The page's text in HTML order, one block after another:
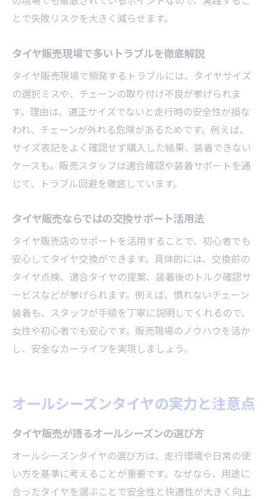
とで失敗リスクを大きく減らせます。
タイヤ販売現場で多いトラブルを徹底解説
タイヤ販売現場で頻発するトラブルには、タイヤサイズ
の選択ミスや、チェーンの取り付け不良が挙げられま
す。理由は、適正サイズでないと走行時の安全性が損な
われ、チェーンが外れる危険があるためです。例えば、
サイズ表記をよく確認せず購入した結果、装着できない
ケースも。販売スタッフは適合確認や装着サポートを通
じて、トラブル回避を徹底しています。
タイヤ販売ならではの交換サポート活用法
タイヤ販売店のサポートを活用することで、初心者でも
安心してタイヤ交換ができます。具体的には、交換前の
タイヤ点検、適合タイヤの提案、装着後のトルク確認サ
ービスなどが挙げられます。例えば、慣れないチェーン
装着も、スタッフが手順を丁寧に説明してくれるので、
女性や初心者でも安心です。販売現場のノウハウを活か
し、安全なカーライフを実現しましょう。
オールシーズンタイヤの実力と注意点
タイヤ販売が語るオールシーズンの選び方
オールシーズンタイヤの選び方は、走行環境や日常の使
い方を基準に考えることが重要です。なぜなら、用途に
合ったタイヤを選ぶことで安全性と快適性が大きく向上